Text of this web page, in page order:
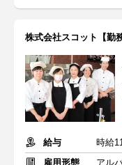
株式会社スコット【勤
給与
時給
雇用形態
アル